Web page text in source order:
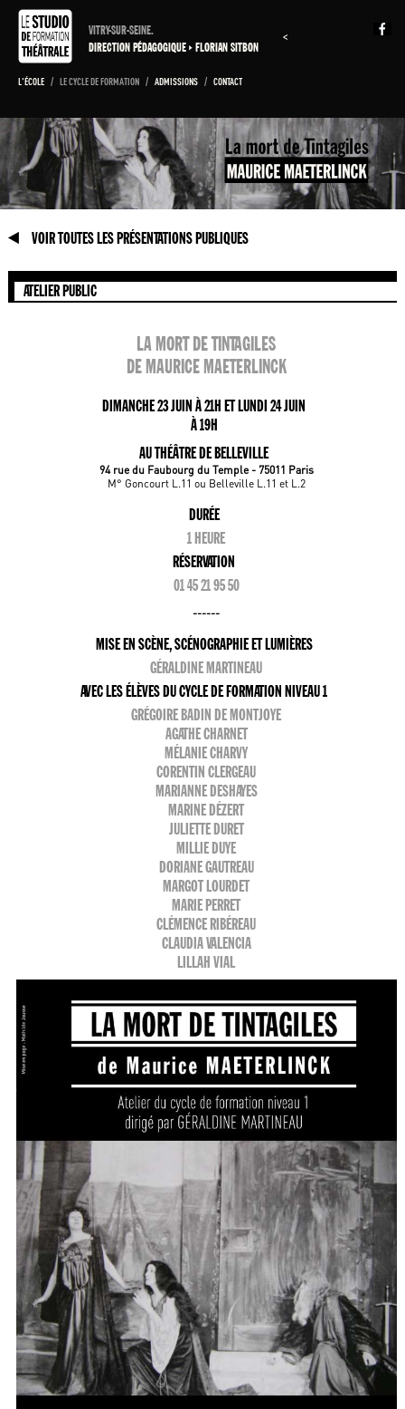
VITRY-SUR-SEINE.
DIRECTION PÉDAGOGIQUE FLORIAN SITBON
<
L'ÉCOLE / LE CYCLE DE FORMATION / ADMISSIONS / CONTACT
VOIR TOUTES LES PRÉSENTATIONS PUBLIQUES
ATELIER PUBLIC
LA MORT DE TINTAGILES
DE MAURICE MAETERLINCK
DIMANCHE 23 JUIN À 21H ET LUNDI 24 JUIN
À 19H
AU THÉÂTRE DE BELLEVILLE
94 rue du Faubourg du Temple - 75011 Paris
M° Goncourt L.11 ou Belleville L.11 et L.2
DURÉE
1 HEURE
RÉSERVATION
01 45 21 95 50
------
MISE EN SCÈNE, SCÉNOGRAPHIE ET LUMIÈRES
GÉRALDINE MARTINEAU
AVEC LES ÉLÈVES DU CYCLE DE FORMATION NIVEAU 1
GRÉGOIRE BADIN DE MONTJOYE
AGATHE CHARNET
MÉLANIE CHARVY
CORENTIN CLERGEAU
MARIANNE DESHAYES
MARINE DÉZERT
JULIETTE DURET
MILLIE DUYE
DORIANE GAUTREAU
MARGOT LOURDET
MARIE PERRET
CLÉMENCE RIBÉREAU
CLAUDIA VALENCIA
LILLAH VIAL